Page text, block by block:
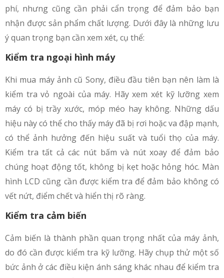
phí, nhưng cũng cần phải cẩn trọng để đảm bảo bạn
nhận được sản phẩm chất lượng. Dưới đây là những lưu
ý quan trọng bạn cần xem xét, cụ thể:
Kiểm tra ngoại hình máy
Khi mua máy ảnh cũ Sony, điều đầu tiên bạn nên làm là
kiểm tra vỏ ngoài của máy. Hãy xem xét kỹ lưỡng xem
máy có bị trầy xước, móp méo hay không. Những dấu
hiệu này có thể cho thấy máy đã bị rơi hoặc va đập mạnh,
có thể ảnh hưởng đến hiệu suất và tuổi thọ của máy.
Kiểm tra tất cả các nút bấm và nút xoay để đảm bảo
chúng hoạt động tốt, không bị kẹt hoặc hỏng hóc. Màn
hình LCD cũng cần được kiểm tra để đảm bảo không có
vết nứt, điểm chết và hiển thị rõ ràng.
Kiểm tra cảm biến
Cảm biến là thành phần quan trọng nhất của máy ảnh,
do đó cần được kiểm tra kỹ lưỡng. Hãy chụp thử một số
bức ảnh ở các điều kiện ánh sáng khác nhau để kiểm tra